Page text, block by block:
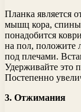
Планка является
мышц кора,
понадобится
на пол, положите
под плечами.
Удерживайте это
Постепенно
3. Отжимания